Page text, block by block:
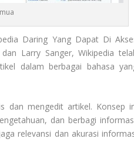
Daring Yang Dapat Di
Larry Sanger, Wikipedia
dalam berbagai bahasa
dan mengedit artikel. Konsep
dan berbagi
relevansi dan akurasi